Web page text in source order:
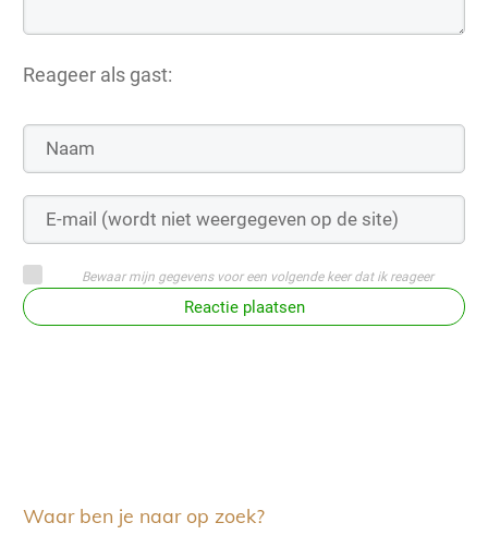
Reageer als gast:
Bewaar mijn gegevens voor een volgende keer dat ik reageer
Reactie plaatsen
Waar ben je naar op zoek?